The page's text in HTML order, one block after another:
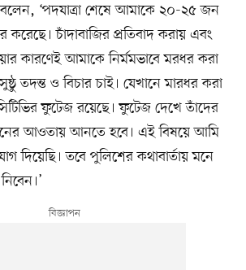
বলেন, ‘পদযাত্রা শেষে আমাকে ২০-২৫ জন
করেছে। চাঁদাবাজির প্রতিবাদ করায় এবং
কারণেই আমাকে নির্মমভাবে মরধর করা
তদন্ত ও বিচার চাই। যেখানে মারধর করা
ফুটেজ রয়েছে। ফুটেজ দেখে তাঁদের
আওতায় আনতে হবে। এই বিষয়ে আমি
দিয়েছি। তবে পুলিশের কথাবার্তায় মনে